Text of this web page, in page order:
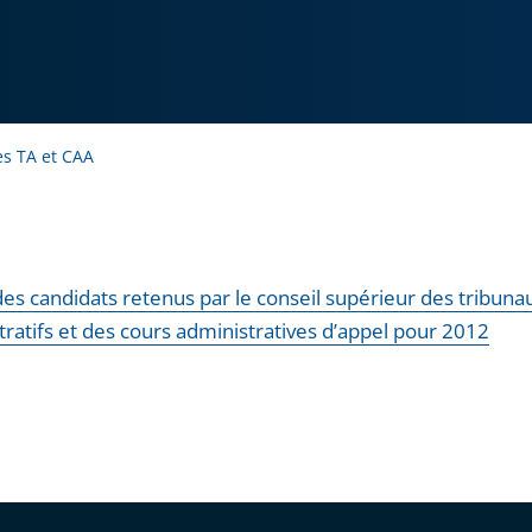
TA et CAA
candidats retenus par le conseil supérieur des
et des cours administratives d’appel pour 2012